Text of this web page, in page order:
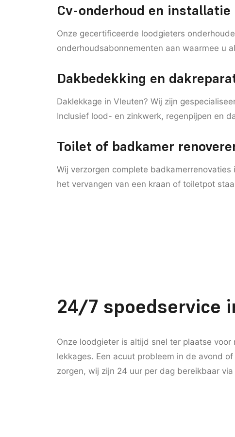
Cv-onderhoud en installatie
Onze gecertificeerde loodgieters
onderhoudsabonnementen aan waarmee u
Dakbedekking en
Daklekkage in Vleuten? Wij zijn
Inclusief lood- en zinkwerk, regenpijpen en
Toilet of badkamer
Wij verzorgen complete
het vervangen van een kraan of toiletpot
24/7 spoedservice
Onze loodgieter is altijd snel ter plaatse voor
lekkages. Een acuut probleem in de avond
zorgen, wij zijn 24 uur per dag bereikbaar via